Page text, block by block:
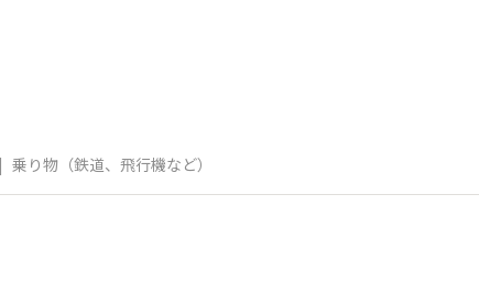
| 乗り物（鉄道、飛行機など）